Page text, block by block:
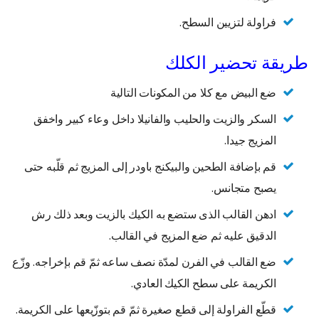
فراولة لتزيين السطح.
طريقة تحضير الكلك
ضع البيض مع كلا من المكونات التالية
السكر والزيت والحليب والفانيلا داخل وعاء كبير واخفق
المزيج جيدا.
قم بإضافة الطحين والبيكنج باودر إلى المزيج ثم قلّبه حتى
يصبح متجانس.
ادهن القالب الذى ستضع به الكيك بالزيت وبعد ذلك رش
الدقيق عليه ثم ضع المزيج في القالب.
ضع القالب في الفرن لمدّة نصف ساعه ثمّ قم بإخراجه. وزّع
الكريمة على سطح الكيك العادي.
قطّع الفراولة إلى قطع صغيرة ثمّ قم بتوزّيعها على الكريمة.